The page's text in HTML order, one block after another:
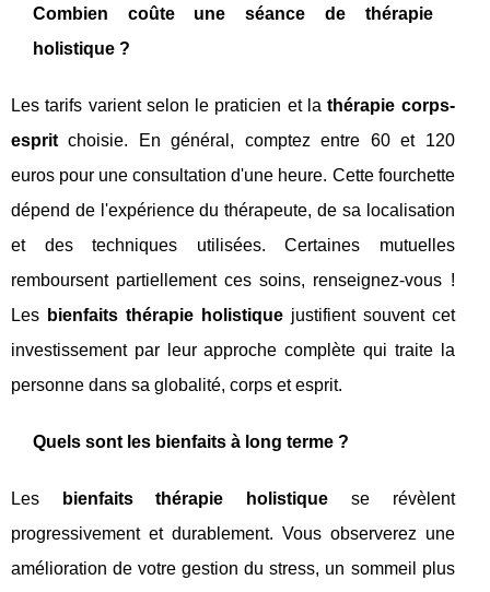
Combien coûte une séance de thérapie
holistique ?
Les tarifs varient selon le praticien et lathérapie corps-
esprit choisie. En général, comptez entre 60 et 120
euros pour une consultation d'une heure. Cette fourchette
dépend de l'expérience du thérapeute, de sa localisation
et des techniques utilisées. Certaines mutuelles
remboursent partiellement ces soins, renseignez-vous !
Les bienfaits thérapie holistiquejustifient souvent cet
investissement par leur approche complète qui traite la
personne dans sa globalité, corps et esprit.
Quels sont les bienfaits à long terme ?
Les bienfaits thérapie holistique se révèlent
progressivement et durablement. Vous observerez une
amélioration de votre gestion du stress, un sommeil plus